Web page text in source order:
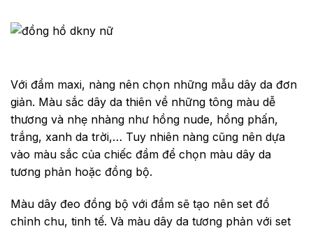
Với đầm maxi, nàng nên chọn những mẫu dây da đơn
giản. Màu sắc dây da thiên về những tông màu dễ
thương và nhẹ nhàng như hồng nude, hồng phấn,
trắng, xanh da trời,… Tuy nhiên nàng cũng nên dựa
vào màu sắc của chiếc đầm để chọn màu dây da
tương phản hoặc đồng bộ.
Màu dây đeo đồng bộ với đầm sẽ tạo nên set đồ
chỉnh chu, tinh tế. Và màu dây da tương phản với set